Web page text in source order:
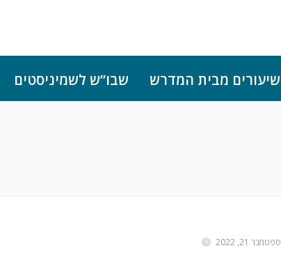
שיעורים מבית המדרש שבו”ש לשמיניסטים
ספטמבר 21, 2022